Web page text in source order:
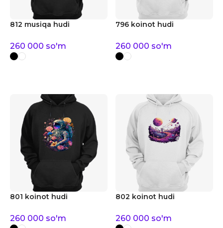
812 musiqa hudi
260 000 so'm
796 koinot hudi
260 000 so'm
801 koinot hudi
260 000 so'm
802 koinot hudi
260 000 so'm